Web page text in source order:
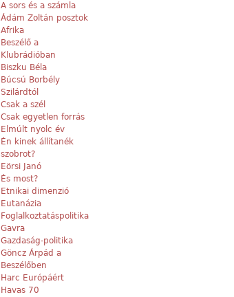
A sors és a számla
Ádám Zoltán posztok
Afrika
Beszélő a
Klubrádióban
Biszku Béla
Búcsú Borbély
Szilárdtól
Csak a szél
Csak egyetlen forrás
Elmúlt nyolc év
Én kinek állítanék
szobrot?
Eörsi Janó
És most?
Etnikai dimenzió
Eutanázia
Foglalkoztatáspolitika
Gavra
Gazdaság-politika
Göncz Árpád a
Beszélőben
Harc Európáért
Havas 70